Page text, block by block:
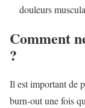
douleurs
Comment
?
Il est important de
burn-out une fois